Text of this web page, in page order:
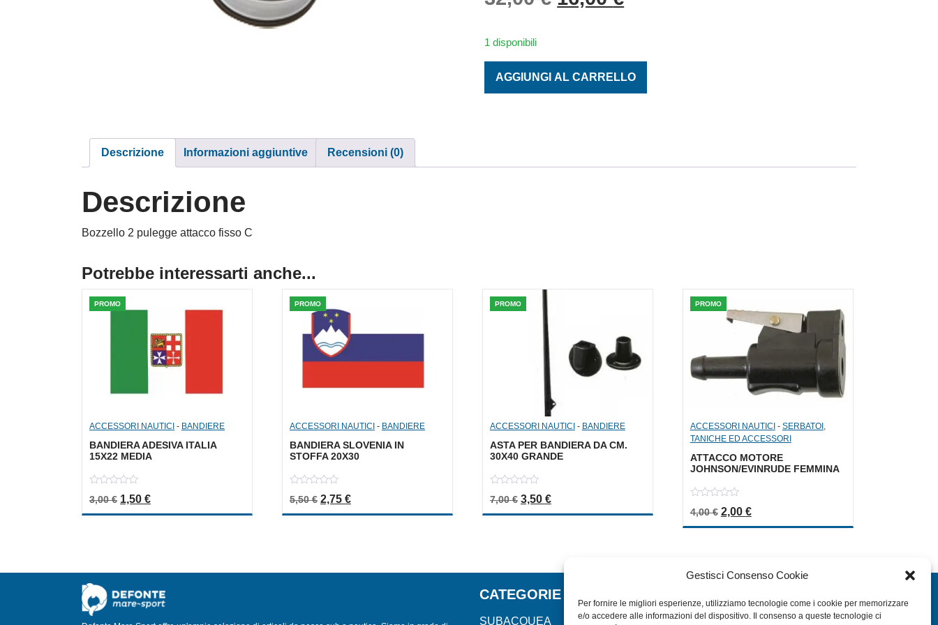
Gestisci Consenso Cookie
Per fornire le migliori esperienze, utilizziamo tecnologie come i cookie per memorizzare
e/o accedere alle informazioni del dispositivo. Il consenso a queste tecnologie ci
1 disponibili
AGGIUNGI AL CARRELLO
Descrizione Informazioni aggiuntive Recensioni (0)
Descrizione
Bozzello 2 pulegge attacco fisso C
Potrebbe interessarti anche...
PROMO
ACCESSORI NAUTICI - BANDIERE
BANDIERA ADESIVA ITALIA
15X22 MEDIA
out
3,00€ Il prezzo originale era: 3,00 €.
1,50 €Il prezzo attuale è: 1,50 €.
PROMO
ACCESSORI NAUTICI - BANDIERE
BANDIERA SLOVENIA IN
STOFFA 20X30
out
5,50€ Il prezzo originale era: 5,50 €.
2,75 €Il prezzo attuale è: 2,75 €.
PROMO
ACCESSORI NAUTICI - BANDIERE
ASTA PER BANDIERA DA CM.
30X40 GRANDE
out
7,00€ Il prezzo originale era: 7,00 €.
3,50 €Il prezzo attuale è: 3,50 €.
PROMO
ACCESSORI NAUTICI - SERBATOI,
TANICHE ED ACCESSORI
ATTACCO MOTORE
JOHNSON/EVINRUDE FEMMINA
out
4,00€ Il prezzo originale era: 4,00 €.
2,00 €Il prezzo attuale è: 2,00 €.
CATEGORIE
SUBACQUEA HOME